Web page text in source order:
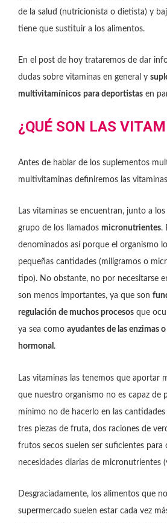
de la salud (nutricionista o dietista) y
tiene que sustituir a los alimentos.
En el post de hoy trataremos de dar
dudas sobre vitaminas en general y
multivitamínicos para deportistas en
¿QUÉ SON LAS
Antes de hablar de los suplementos
multivitaminas definiremos las
Las vitaminas se encuentran, junto a
grupo de los llamados micronutrientes.
denominados así porque el organismo
pequeñas cantidades (milígramos o
tipo). No obstante, no por necesitarse
son menos importantes, ya que son
regulación de muchos procesos que
ya sea como ayudantes de las enzimas
hormonal .
Las vitaminas las tenemos que aportar
que nuestro organismo no es capaz de
mínimo no de hacerlo en las
tres piezas de fruta, dos raciones de
frutos secos suelen ser suficientes para
necesidades diarias de micronutrientes
Desgraciadamente, los alimentos que
supermercado suelen estar cada vez